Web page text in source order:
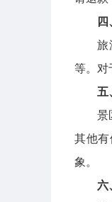
旅
等。对
五
景
其他
象。
六